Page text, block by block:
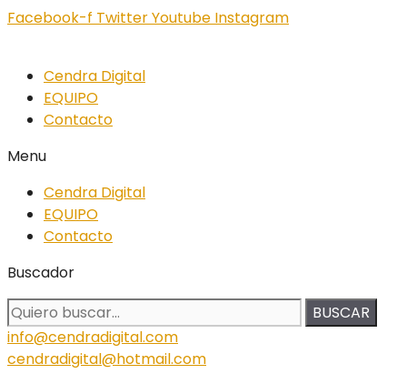
Facebook-f TwitterYoutube Instagram
Cendra Digital
EQUIPO
Contacto
Menu
Cendra Digital
EQUIPO
Contacto
Buscador
BUSCAR
info@cendradigital.com
cendradigital@hotmail.com